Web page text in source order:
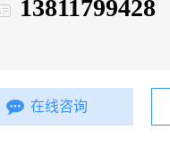
13811799428
在线咨询